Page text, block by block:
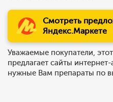
Смотреть
Яндекс.Маркете
Уважаемые покупатели,
предлагает сайты
нужные Вам препараты по